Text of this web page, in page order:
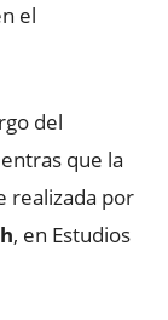
el
del
que la
realizada por
, en Estudios